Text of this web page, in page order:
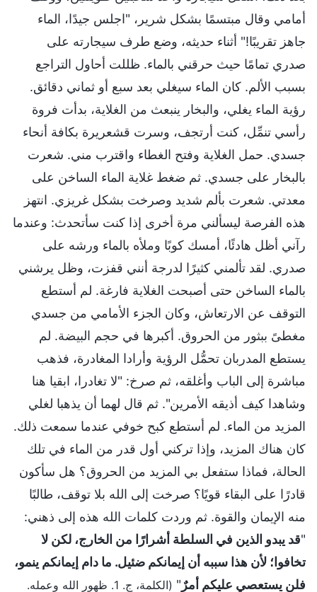
أمامي وقال مبتسمًا بشكل شرير، "اجلس جيدًا، الماء
جاهز تقريبًا!" أثناء حديثه، وضع طرف سيجارته على
صدري تمامًا حيث حرقني بالماء. ظللت أحاول التراجع
بسبب الألم. كان الماء سيغلي بعد سبع أو ثماني دقائق.
رؤية الماء يغلي، والبخار ينبعث من الغلاية، بدأت فروة
رأسي تنمِّل، كنت أرتجف، وسرت قشعريرة بكافة أنحاء
جسدي. حمل الغلاية وفتح الغطاء واقترب مني. شعرت
بالبخار على جسدي. ثم ضغط غلاية الماء الساخن على
معدتي. شعرت بألم شديد وصرخت بشكل غريزي. انتهز
هذه الفرصة ليسألني مرة أخرى إذا كنت سأتحدث: وعندما
رآني أظل هادئًا، أمسك كوبًا وملأه بالماء ورشه على
صدري. لقد تألمني كثيرًا لدرجة أنني قفزت، وظل يرشني
بالماء الساخن حتى أصبحت الغلاية فارغة. لم أستطع
التوقف عن الارتعاش، وكان الجزء الأمامي من جسدي
مغطىً ببثور من الحروق. أكبرها في حجم البيضة. لم
يستطع المدربان تحمُّل الرؤية وأرادا المغادرة، فذهب
مباشرة إلى الباب وأغلقه، ثم صرخ: "لا تغادرا، ابقيا هنا
وشاهدا كيف أذيقه الأمرين". ثم قال لهما أن يذهبا لغلي
المزيد من الماء. لم أستطع كبح خوفي عندما سمعت ذلك.
كان هناك المزيد، وإذا تركني أول قدر من الماء في تلك
الحالة، فماذا ستفعل بي المزيد من الحروق؟ هل سأكون
قادرًا على البقاء قويًا؟ صرخت إلى الله بلا توقف، طالبًا
منه الإيمان والقوة. ثم وردت كلمات الله هذه إلى ذهني:
"قد يبدو الذين في السلطة أشرارًا من الخارج، لكن لا
تخافوا؛ لأن هذا سببه أن إيمانكم ضئيل. ما دام إيمانكم ينمو،
فلن يستعصي عليكم أمرٌ "
(الكلمة، ج. 1. ظهور الله وعمله.